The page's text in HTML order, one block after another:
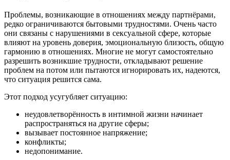
Проблемы, возникающие в отношениях между партнёрами,
редко ограничиваются бытовыми трудностями. Очень часто
они связаны с нарушениями в сексуальной сфере, которые
влияют на уровень доверия, эмоциональную близость, общую
гармонию в отношениях. Многие не могут самостоятельно
разрешить возникшие трудности, откладывают решение
проблем на потом или пытаются игнорировать их, надеются,
что ситуация решится сама.
Этот подход усугубляет ситуацию:
неудовлетворённость в интимной жизни начинает
распространяться на другие сферы;
вызывает постоянное напряжение;
конфликты;
недопонимание.